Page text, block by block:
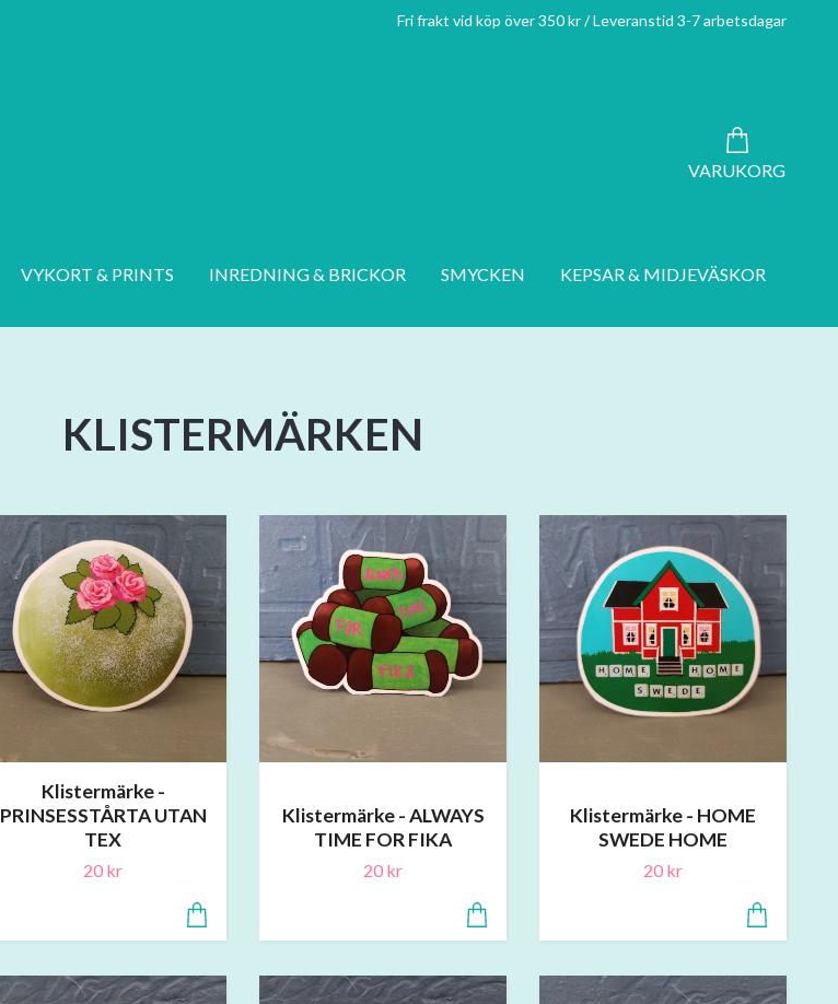
Fri frakt vid köp över 350 kr / Leveranstid 3-7 arbetsdagar
VARUKORG
VYKORT & PRINTS INREDNING & BRICKOR SMYCKEN
KEPSAR & MIDJEVÄSKOR
KLISTERMÄRKEN
Klistermärke -
PRINSESSTÅRTA UTAN
TEX
20 kr
Klistermärke - ALWAYS
TIME FOR FIKA
20 kr
Klistermärke - HOME
SWEDE HOME
20 kr